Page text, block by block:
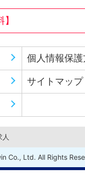
個人情報保
サイトマップ
Co., Ltd. All Rights